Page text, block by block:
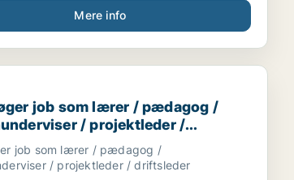
Mere info
job som lærer / pædagog /
job som lærer / pædagog /
/ projektleder /
job som lærer / pædagog /
/ projektleder / driftsleder